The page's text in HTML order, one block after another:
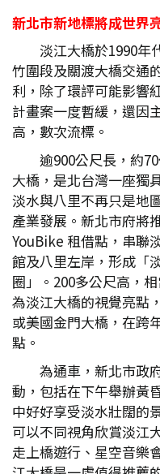
新北市新地標將成世界
淡江大橋於1990年
竹圍段及關渡大橋交通
利，除了環評可能影響
計畫案一度暫緩，還因
高，數次流標。
逾900公尺長，約
大橋，是北台灣一座獨
淡水與八里不再只是地
產業發展。新北市府將
YouBike 租借點，串聯
館及八里左岸，形成
圈」。200多公尺高，
為淡江大橋的視覺亮點
或美國金門大橋，在跨
點。
為通車，新北市政
動，包括在下午舉辦黃
中好好享受淡水壯闊的
可以不同視角欣賞淡江
走上橋遊行、星空音樂